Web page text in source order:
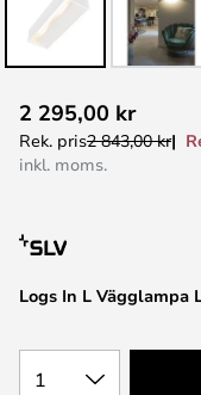
till
början
Logs In L Vägglampa
2 295,00 kr
Rek. pris2 843,00 kr
inkl. moms.
1